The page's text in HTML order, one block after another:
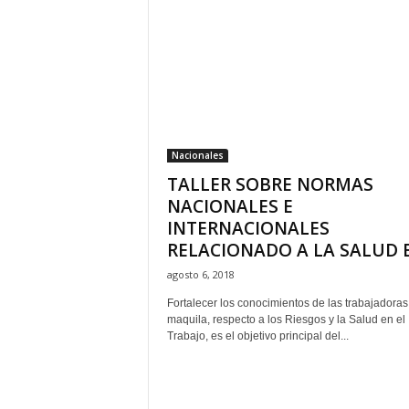
Nacionales
TALLER SOBRE NORMAS
NACIONALES E
INTERNACIONALES
RELACIONADO A LA SALUD
agosto 6, 2018
Fortalecer los conocimientos de las
maquila, respecto a los Riesgos y la Salud en el
Trabajo, es el objetivo principal del...